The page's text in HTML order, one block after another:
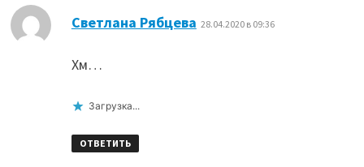
Светлана Рябцева 28.04.2020 в 09:36
Хм…
Загрузка...
ОТВЕТИТЬ